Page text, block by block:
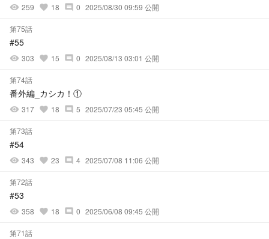
visibility 259 favorite 18 comment 0 2025/08/30 09:59 公開
第75話
#55
visibility 303 favorite 15 comment 0 2025/08/13 03:01 公開
第74話
番外編_カシカ！①
visibility 317 favorite 18 comment 5 2025/07/23 05:45 公開
第73話
#54
visibility 343 favorite 23 comment 4 2025/07/08 11:06 公開
第72話
#53
visibility 358 favorite 18 comment 0 2025/06/08 09:45 公開
第71話